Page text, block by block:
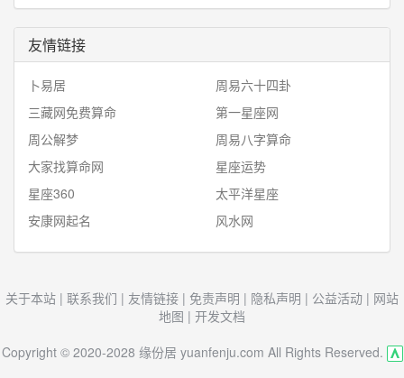
友情链接
卜易居
周易六十四卦
三藏网免费算命
第一星座网
周公解梦
周易八字算命
大家找算命网
星座运势
星座360
太平洋星座
安康网起名
风水网
关于本站 | 联系我们 | 友情链接 | 免责声明 | 隐私声明 | 公益活动 | 网站
地图 | 开发文档
Copyright © 2020-2028 缘份居 yuanfenju.com All Rights Reserved.